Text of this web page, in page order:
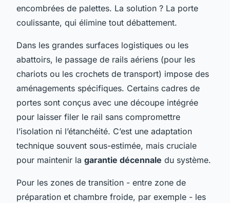
encombrées de palettes. La solution ? La porte
coulissante, qui élimine tout débattement.
Dans les grandes surfaces logistiques ou les
abattoirs, le passage de rails aériens (pour les
chariots ou les crochets de transport) impose des
aménagements spécifiques. Certains cadres de
portes sont conçus avec une découpe intégrée
pour laisser filer le rail sans compromettre
l’isolation ni l’étanchéité. C’est une adaptation
technique souvent sous-estimée, mais cruciale
pour maintenir la garantie décennale du système.
Pour les zones de transition - entre zone de
préparation et chambre froide, par exemple - les